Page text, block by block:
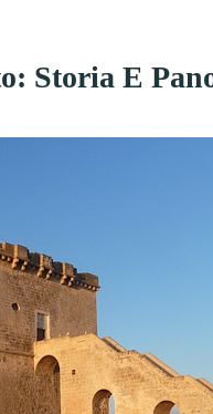
Storia E